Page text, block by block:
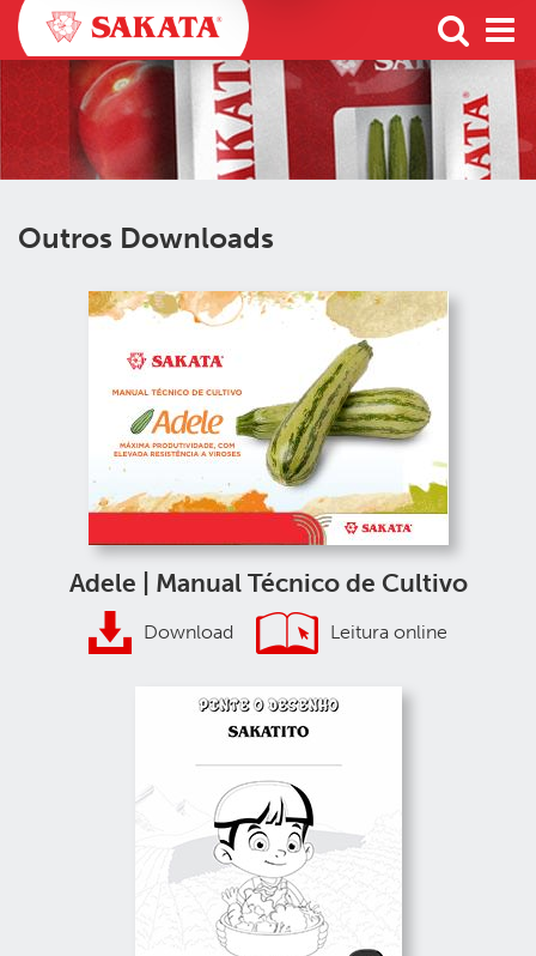
Outros Downloads
Adele | Manual Técnico de Cultivo
Download Leitura online